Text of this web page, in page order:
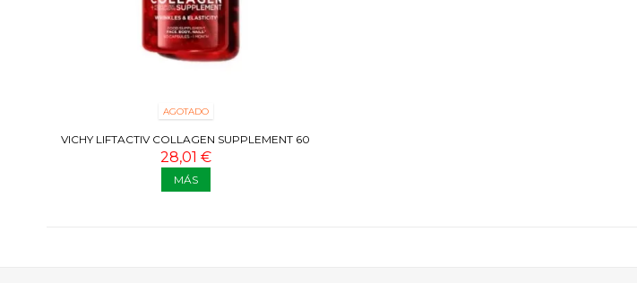
AGOTADO
VICHY LIFTACTIV COLLAGEN SUPPLEMENT 60
CAPS
28,01 €
MÁS